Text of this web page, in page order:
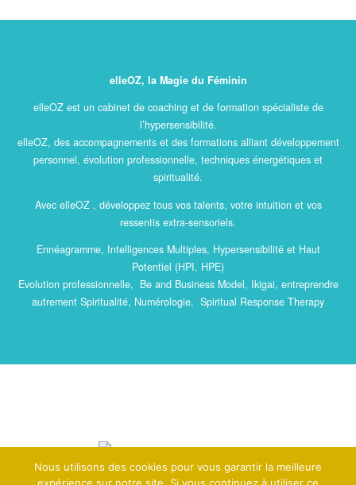
elleOZ, la Magie du Féminin
elleOZ est un cabinet de coaching et de formation spécialiste de
l’hypersensibilité.
elleOZ, des accompagnements et des formations alliant développement
personnel, évolution professionnelle, techniques énergétiques et
spiritualité.
Avec elleOZ , développez tous vos talents, votre intuition et vos
ressentis extra-sensoriels.
Ennéagramme, Intelligences Multiples, Hypersensibilité et Haut
Potentiel (HPI, HPE)
Evolution professionnelle, Be and Business Model, Ikigai, entreprendre
autrement Spiritualité, Numérologie, Spiritual Response Therapy
Nous utilisons des cookies pour vous garantir la meilleure